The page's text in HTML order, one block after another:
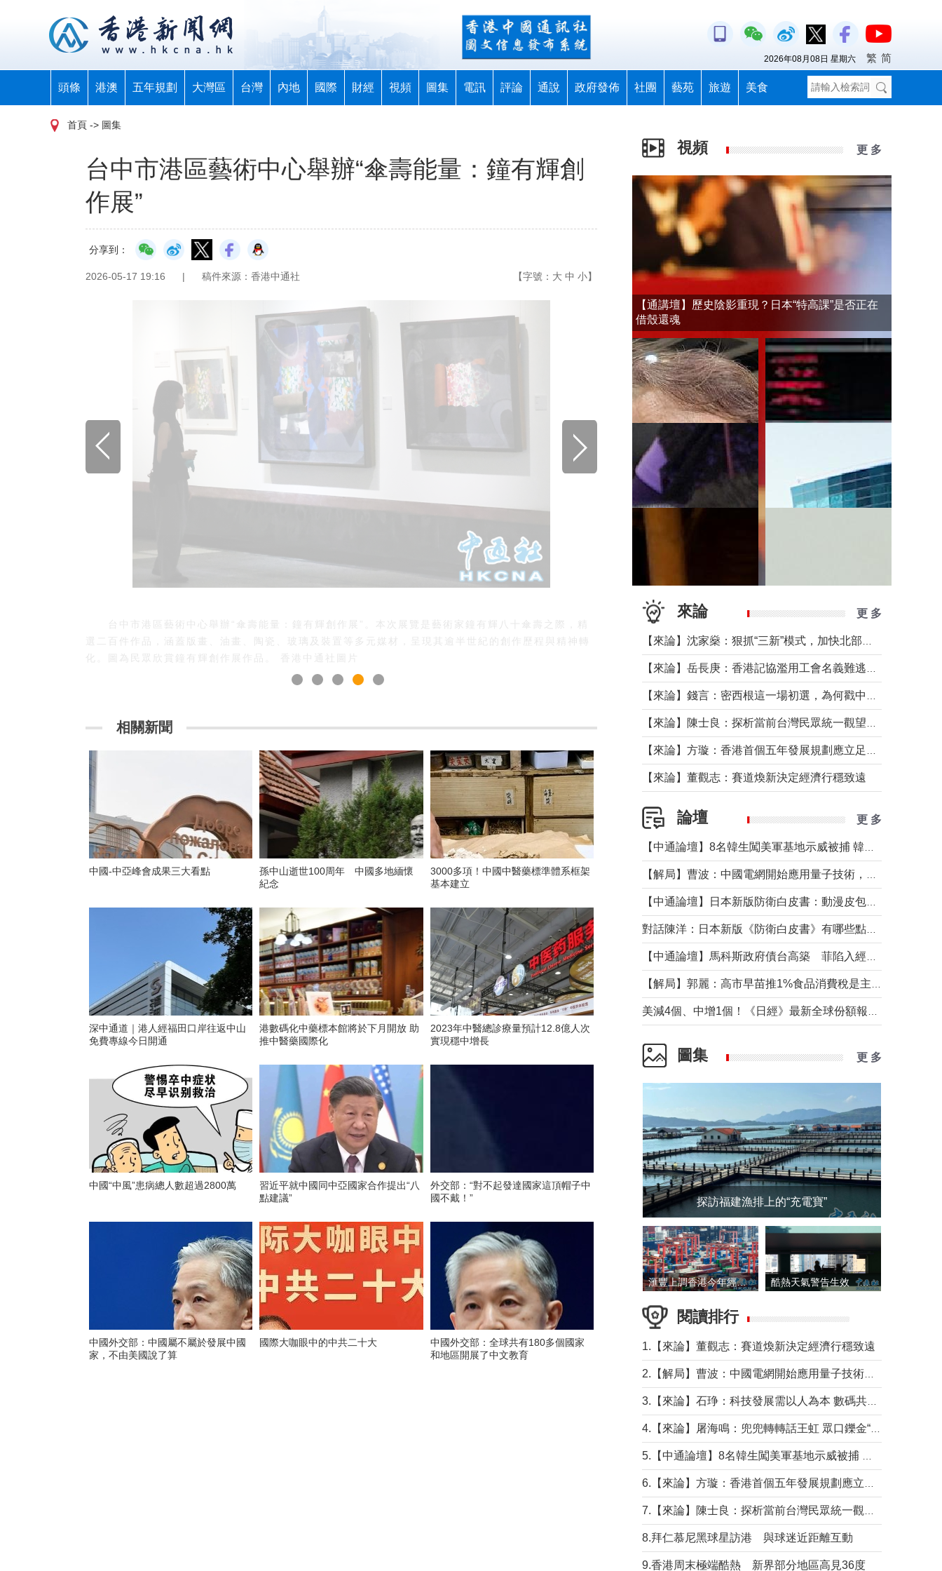
頭條 港澳 五年規劃 大灣區 台灣 內地 國際 財經 視頻 圖集 電訊 評論 通說 政府發佈 社團 藝苑 旅遊 美食
2026年08月08日 星期六 繁 简
首頁 -> 圖集
台中市港區藝術中心舉辦“傘壽能量：鐘有輝創
作展”
分享到：
2026-05-17 19:16 | 稿件來源：香港中通社 【字號： 大 中 小】
台中市港區藝術中心舉辦“傘壽能量：鐘有輝創作展”。本次展覽是藝術家鐘有輝八十傘壽之際，精
選二百件作品，涵蓋版畫、油畫、陶瓷、玻璃及裝置等多元媒材，呈現其逾半世紀的創作歷程與精神轉
化。圖為民眾欣賞鐘有輝創作展作品。 香港中通社圖片
相關新聞
中國-中亞峰會成果三大看點
孫中山逝世100周年 中國多地緬懷
紀念
3000多項！中國中醫藥標準體系框架
基本建立
深中通道｜港人經福田口岸往返中山
免費專線今日開通
港數碼化中藥標本館將於下月開放 助
推中醫藥國際化
2023年中醫總診療量預計12.8億人次
實現穩中增長
中國“中風”患病總人數超過2800萬
習近平就中國同中亞國家合作提出“八
點建議”
外交部：“對不起發達國家這頂帽子中
國不戴！”
中國外交部：中國屬不屬於發展中國
家，不由美國說了算
國際大咖眼中的中共二十大
中國外交部：全球共有180多個國家
和地區開展了中文教育
視頻 更 多
【通講壇】歷史陰影重現？日本“特高課”是否正在
借殼還魂
來論 更 多
【來論】董觀志：賽道煥新決定經濟行穩致遠
論壇 更 多
圖集 更 多
探訪福建漁排上的“充電寶”
滙豐上調香港今年經濟增長預測至4.5% 酷熱天氣警告生效 本港高溫持續至下周
閱讀排行
1.【來論】董觀志：賽道煥新決定經濟行穩致遠
8.拜仁慕尼黑球星訪港 與球迷近距離互動
9.香港周末極端酷熱 新界部分地區高見36度